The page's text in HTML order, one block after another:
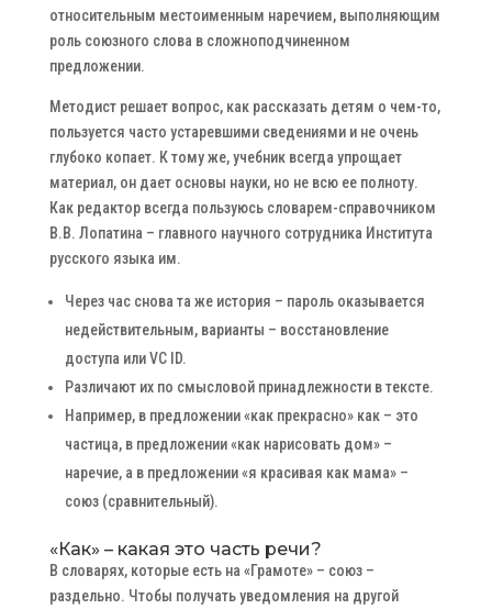
относительным местоименным наречием, выполняющим
роль союзного слова в сложноподчиненном
предложении.
Методист решает вопрос, как рассказать детям о чем-то,
пользуется часто устаревшими сведениями и не очень
глубоко копает. К тому же, учебник всегда упрощает
материал, он дает основы науки, но не всю ее полноту.
Как редактор всегда пользуюсь словарем-справочником
В.В. Лопатина – главного научного сотрудника Института
русского языка им.
Через час снова та же история – пароль оказывается
недействительным, варианты – восстановление
доступа или VC ID.
Различают их по смысловой принадлежности в тексте.
Например, в предложении «как прекрасно» как – это
частица, в предложении «как нарисовать дом» –
наречие, а в предложении «я красивая как мама» –
союз (сравнительный).
«Как» – какая это часть речи?
В словарях, которые есть на «Грамоте» – союз –
раздельно. Чтобы получать уведомления на другой